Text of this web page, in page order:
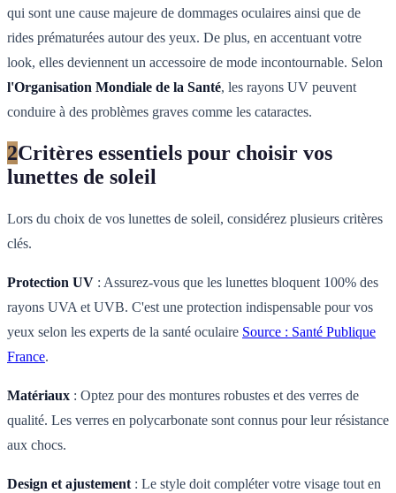
qui sont une cause majeure de dommages oculaires ainsi que de
rides prématurées autour des yeux. De plus, en accentuant votre
look, elles deviennent un accessoire de mode incontournable. Selon
l'Organisation Mondiale de la Santé, les rayons UV peuvent
conduire à des problèmes graves comme les cataractes.
2Critères essentiels pour choisir vos
lunettes de soleil
Lors du choix de vos lunettes de soleil, considérez plusieurs critères
clés.
Protection UV : Assurez-vous que les lunettes bloquent 100% des
rayons UVA et UVB. C'est une protection indispensable pour vos
yeux selon les experts de la santé oculaire Source : Santé Publique
France.
Matériaux : Optez pour des montures robustes et des verres de
qualité. Les verres en polycarbonate sont connus pour leur résistance
aux chocs.
Design et ajustement : Le style doit compléter votre visage tout en